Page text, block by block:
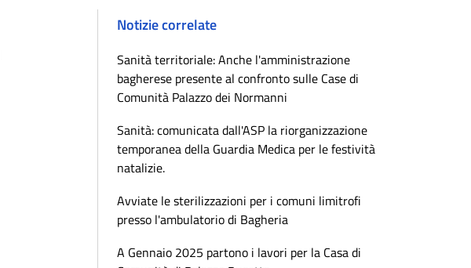
Notizie correlate
Sanità territoriale: Anche l'amministrazione
bagherese presente al confronto sulle Case di
Comunità Palazzo dei Normanni
Sanità: comunicata dall'ASP la riorganizzazione
temporanea della Guardia Medica per le festività
natalizie.
Avviate le sterilizzazioni per i comuni limitrofi
presso l'ambulatorio di Bagheria
A Gennaio 2025 partono i lavori per la Casa di